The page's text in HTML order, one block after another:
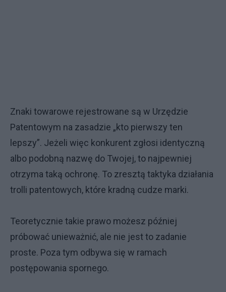
Znaki towarowe rejestrowane są w Urzędzie
Patentowym na zasadzie „kto pierwszy ten
lepszy”. Jeżeli więc konkurent zgłosi identyczną
albo podobną nazwę do Twojej, to najpewniej
otrzyma taką ochronę. To zresztą taktyka działania
trolli patentowych, które kradną cudze marki.
Teoretycznie takie prawo możesz później
próbować unieważnić, ale nie jest to zadanie
proste. Poza tym odbywa się w ramach
postępowania spornego.